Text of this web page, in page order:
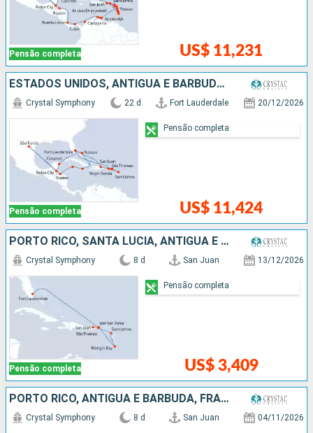
Pensão completa US$ 11,231
ESTADOS UNIDOS, ANTIGUA E BARBUDA, PORTO RICO, REPUBLICA DOMINICANA, BAHAMAS, MÉXICO, BELIZE, HONDURAS, ISLAS CAIMÁN, JAMAICA
Pensão completa
Crystal Symphony 22 d Fort Lauderdale 20/12/2026
US$ 11,424
Pensão completa
PORTO RICO, SANTA LUCIA, ANTIGUA E BARBUDA, ESTADOS UNIDOS
Pensão completa
Crystal Symphony 8 d San Juan 13/12/2026
US$ 3,409
Pensão completa
PORTO RICO, ANTIGUA E BARBUDA, FRANCIA, ESTADOS UNIDOS
Crystal Symphony 8 d San Juan 04/11/2026